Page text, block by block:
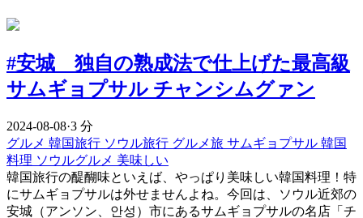
#安城 独自の熟成法で仕上げた最高級
サムギョプサル チャンシムグァン
2024-08-08·3 分
グルメ 韓国旅行 ソウル旅行 グルメ旅 サムギョプサル 韓国
料理 ソウルグルメ 美味しい
韓国旅行の醍醐味といえば、やっぱり美味しい韓国料理！特
にサムギョプサルは外せませんよね。今回は、ソウル近郊の
安城（アンソン、안성）市にあるサムギョプサルの名店「チ